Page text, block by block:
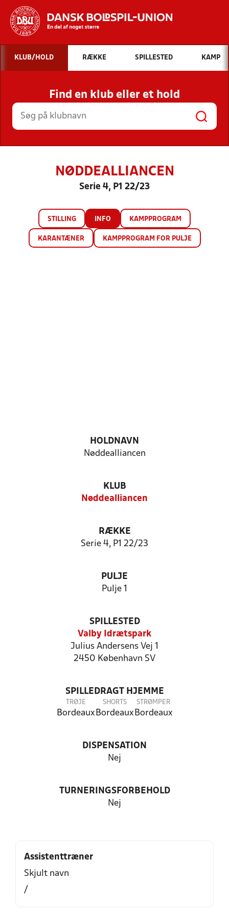
Hvad vil du søge efter?
INDHOLD OG NYHEDER
STILLINGER, RESULTATER, KLUBBER OG
HOLD
KLUB/HOLD RÆKKE SPILLESTED KAMP
Find en klub eller et hold
NØDDEALLIANCEN
Serie 4, P1 22/23
STILLING INFO KAMPPROGRAM
KARANTÆNER KAMPPROGRAM FOR PULJE
HOLDNAVN
Nøddealliancen
KLUB
Nøddealliancen
RÆKKE
Serie 4, P1 22/23
PULJE
Pulje 1
SPILLESTED
Valby Idrætspark
Julius Andersens Vej 1
2450 København SV
SPILLEDRAGT HJEMME
TRØJE
Bordeaux
SHORTS
Bordeaux
STRØMPER
Bordeaux
DISPENSATION
Nej
TURNERINGSFORBEHOLD
Nej
Assistenttræner
Skjult navn
/